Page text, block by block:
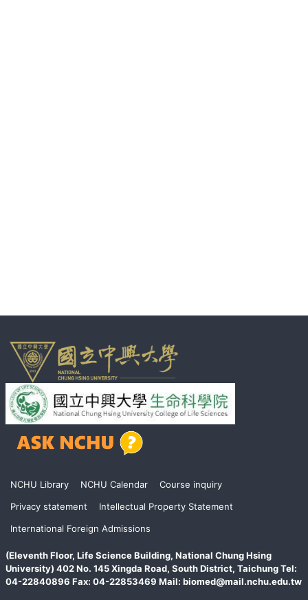
頁
尾
NCHU Library NCHU Calendar
Course inquiry
Privacy statement
Intellectual Property Statement
International Foreign Admissions
(Eleventh Floor, Life Science Building, National Chung Hsing
University) 402 No. 145 Xingda Road, South District, Taichung Tel:
04-22840896 Fax: 04-22853469 Mail: biomed@mail.nchu.edu.tw